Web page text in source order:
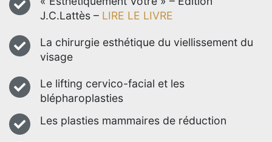
J.C.Lattès – LIRE LE LIVRE
La chirurgie esthétique du viellissement du
visage
Le lifting cervico-facial et les
blépharoplasties
Les plasties mammaires de réduction